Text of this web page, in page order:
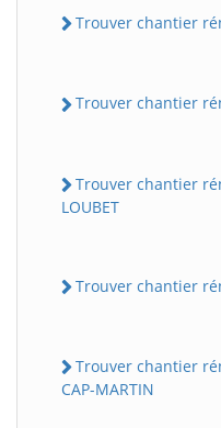
Trouver chantier
Trouver chantier
Trouver chantier
LOUBET
Trouver chantier
Trouver chantier
CAP-MARTIN